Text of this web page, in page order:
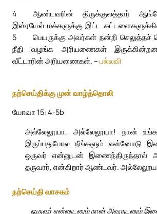
4
ஆண்டவரின் திருக்குலத்தார்
இஸ்ரயேல் மக்களுக்கு இட்ட
பெயருக்கு அவர்கள் நன்றி செலுத்தச்
5
நீதி வழங்க அரியணைகள்
வீட்டாரின் அரியணைகள். – பல்லவி
நற்செய்திக்கு முன் வாழ்த்தொலி
யோவா 15: 4-5b
அல்லேலூயா, அல்லேலூயா! நான்
இருப்பதுபோல நீங்களும் என்னோடு
ஒருவர் என்னுடன் இணைந்திருந்தால்
தருவார், என்கிறார் ஆண்டவர்.
நற்செய்தி வாசகம்
ஒருவர் என்னுடனும் நான் அவருடனும்